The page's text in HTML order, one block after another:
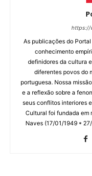
https://
As publicações do
conhecimento
definidores da cultura
diferentes povos do
portuguesa. Nossa
e a reflexão sobre a
seus conflitos interiores
Cultural foi fundada em
Naves (17/01/1949 *